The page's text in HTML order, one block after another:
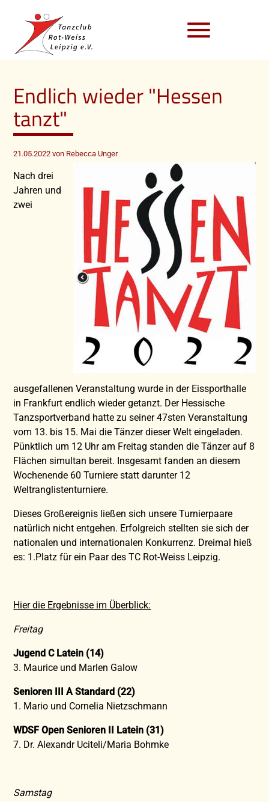
menu
Endlich wieder "Hessen
tanzt"
21.05.2022 von Rebecca Unger
Nach drei
Jahren und
zwei
ausgefallenen Veranstaltung wurde in der Eissporthalle
in Frankfurt endlich wieder getanzt. Der Hessische
Tanzsportverband hatte zu seiner 47sten Veranstaltung
vom 13. bis 15. Mai die Tänzer dieser Welt eingeladen.
Pünktlich um 12 Uhr am Freitag standen die Tänzer auf 8
Flächen simultan bereit. Insgesamt fanden an diesem
Wochenende 60 Turniere statt darunter 12
Weltranglistenturniere.
Dieses Großereignis ließen sich unsere Turnierpaare
natürlich nicht entgehen. Erfolgreich stellten sie sich der
nationalen und internationalen Konkurrenz. Dreimal hieß
es: 1.Platz für ein Paar des TC Rot-Weiss Leipzig.
Hier die Ergebnisse im Überblick:
Freitag
Jugend C Latein (14)
3. Maurice und Marlen Galow
Senioren III A Standard (22)
1. Mario und Cornelia Nietzschmann
WDSF Open Senioren II Latein (31)
7. Dr. Alexandr Uciteli/Maria Bohmke
Samstag